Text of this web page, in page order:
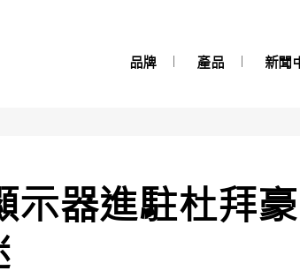
品牌 產品 新聞
示器進駐杜拜